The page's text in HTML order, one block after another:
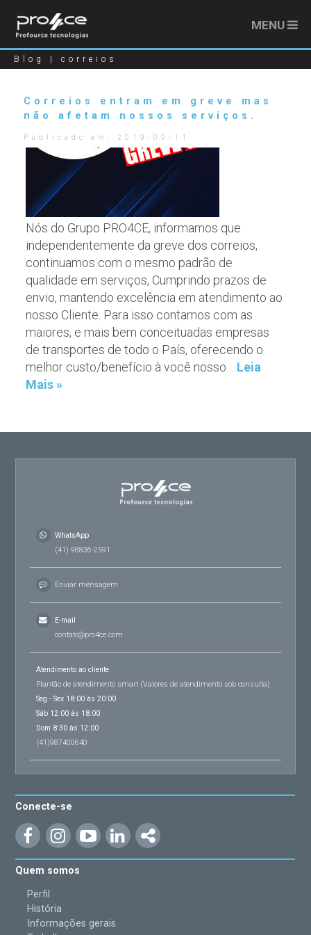
MENU
Blog | correios
Correios entram em greve mas
não afetam nossos serviços.
Publicado em: 2019-09-11
Nós do Grupo PRO4CE, informamos que
independentemente da greve dos correios,
continuamos com o mesmo padrão de
qualidade em serviços, Cumprindo prazos de
envio, mantendo excelência em atendimento ao
nosso Cliente. Para isso contamos com as
maiores, e mais bem conceituadas empresas
de transportes de todo o País, oferecendo o
melhor custo/benefício à você nosso… Leia
Mais »
WhatsApp
(41) 98836-2591
Enviar mensagem
E-mail
contato@pro4ce.com
Atendimento ao cliente
Plantão de atendimento smart (Valores de atendimento sob consulta)
Seg - Sex 18:00 às 20:00
Sáb 12:00 às 18:00
Dom 8:30 às 12:00
(41)987400640
Conecte-se
Quem somos
Perfil
História
Informações gerais